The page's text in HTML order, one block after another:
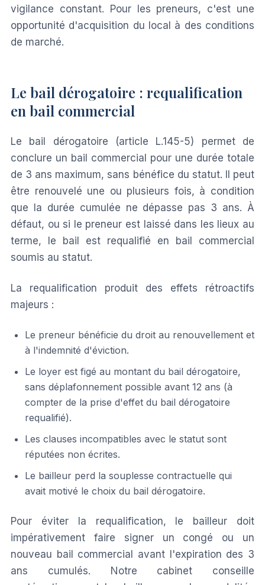
vigilance constant. Pour les preneurs, c'est une
opportunité d'acquisition du local à des conditions
de marché.
Le bail dérogatoire : requalification
en bail commercial
Le bail dérogatoire (article L.145-5) permet de
conclure un bail commercial pour une durée totale
de 3 ans maximum, sans bénéfice du statut. Il peut
être renouvelé une ou plusieurs fois, à condition
que la durée cumulée ne dépasse pas 3 ans. À
défaut, ou si le preneur est laissé dans les lieux au
terme, le bail est requalifié en bail commercial
soumis au statut.
La requalification produit des effets rétroactifs
majeurs :
Le preneur bénéficie du droit au renouvellement et
à l'indemnité d'éviction.
Le loyer est figé au montant du bail dérogatoire,
sans déplafonnement possible avant 12 ans (à
compter de la prise d'effet du bail dérogatoire
requalifié).
Les clauses incompatibles avec le statut sont
réputées non écrites.
Le bailleur perd la souplesse contractuelle qui
avait motivé le choix du bail dérogatoire.
Pour éviter la requalification, le bailleur doit
impérativement faire signer un congé ou un
nouveau bail commercial avant l'expiration des 3
ans cumulés. Notre cabinet conseille